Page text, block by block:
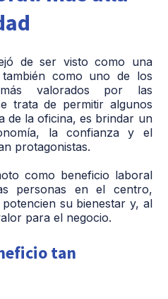
de ser visto como una
como uno de los
valorados por las
trata de permitir algunos
de la oficina, es brindar un
la confianza y el
protagonistas.
como beneficio laboral
personas en el centro,
su bienestar y, al
para el negocio.
tan